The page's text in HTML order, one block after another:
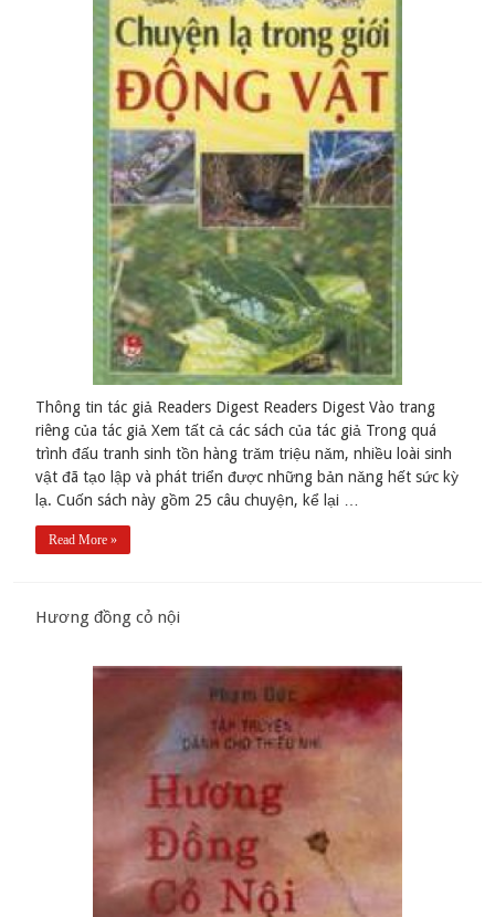
Thông tin tác giả Readers Digest Readers Digest Vào trang
riêng của tác giả Xem tất cả các sách của tác giả Trong quá
trình đấu tranh sinh tồn hàng trǎm triệu nǎm, nhiều loài sinh
vật đã tạo lập và phát triển được những bản nǎng hết sức kỳ
lạ. Cuốn sách này gồm 25 câu chuyện, kể lại …
Read More »
Hương đồng cỏ nội